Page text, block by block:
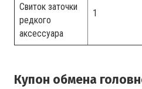
Свиток заточки
редкого
аксессуара
1
Купон обмена